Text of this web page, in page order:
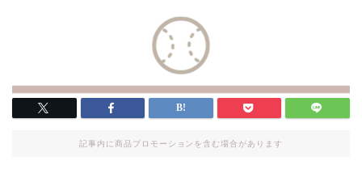
記事内に商品プロモーションを含む場合があります